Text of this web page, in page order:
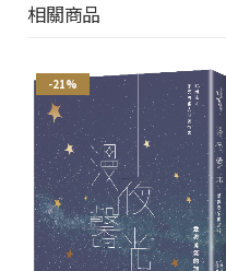
相關商品
-21%